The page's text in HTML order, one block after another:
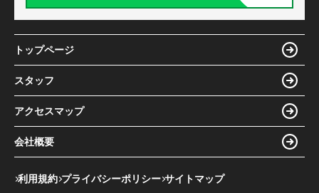
トップページ
スタッフ
アクセスマップ
会社概要
利用規約 プライバシーポリシー サイトマップ